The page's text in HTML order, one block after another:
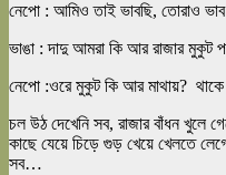
নেপো : আমিও তাই ভাবছি, তোরাও
ভাঙা : দাদু আমরা কি আর রাজার মুকুট
নেপো :ওরে মুকুট কি আর মাথায়?
চল উঠ দেখেনি সব, রাজার বাঁধন খুলে
কাছে যেয়ে চিড়ে গুড় খেয়ে খেলতে
সব…